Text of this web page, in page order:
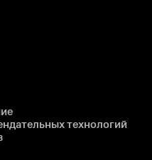
технологий